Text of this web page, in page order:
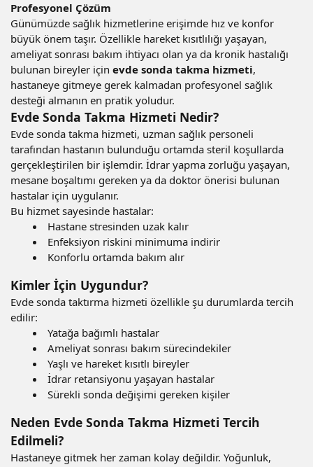
Profesyonel Çözüm
Günümüzde sağlık hizmetlerine erişimde hız ve konfor
büyük önem taşır. Özellikle hareket kısıtlılığı yaşayan,
ameliyat sonrası bakım ihtiyacı olan ya da kronik hastalığı
bulunan bireyler için evde sonda takma hizmeti,
hastaneye gitmeye gerek kalmadan profesyonel sağlık
desteği almanın en pratik yoludur.
Evde Sonda Takma Hizmeti Nedir?
Evde sonda takma hizmeti, uzman sağlık personeli
tarafından hastanın bulunduğu ortamda steril koşullarda
gerçekleştirilen bir işlemdir. İdrar yapma zorluğu yaşayan,
mesane boşaltımı gereken ya da doktor önerisi bulunan
hastalar için uygulanır.
Bu hizmet sayesinde hastalar:
Hastane stresinden uzak kalır
Enfeksiyon riskini minimuma indirir
Konforlu ortamda bakım alır
Kimler İçin Uygundur?
Evde sonda taktırma hizmeti özellikle şu durumlarda tercih
edilir:
Yatağa bağımlı hastalar
Ameliyat sonrası bakım sürecindekiler
Yaşlı ve hareket kısıtlı bireyler
İdrar retansiyonu yaşayan hastalar
Sürekli sonda değişimi gereken kişiler
Neden Evde Sonda Takma Hizmeti Tercih
Edilmeli?
Hastaneye gitmek her zaman kolay değildir. Yoğunluk,